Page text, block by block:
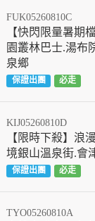
FUK05260810C
【快閃限量暑期
園叢林巴士.湯布
泉鄉
保證出團 必走
KIJ05260810D
【限時下殺】浪
境銀山溫泉街.會
保證出團 必走
TYO05260810A